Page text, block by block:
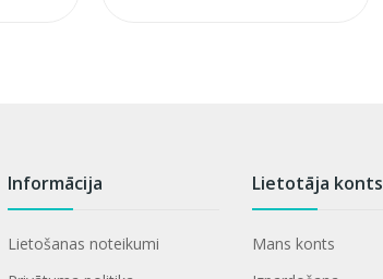
Informācija
Lietošanas noteikumi
Lietotāja konts
Mans konts